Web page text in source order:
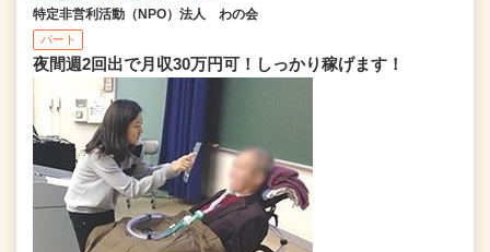
特定非営利活動（NPO）法人 わの会
パート
夜間週2回出で月収30万円可！しっかり稼げます！